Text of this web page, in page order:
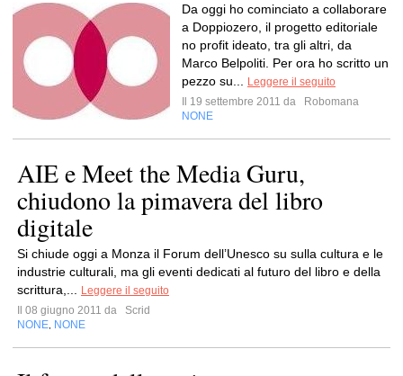
Da oggi ho cominciato a collaborare
a Doppiozero, il progetto editoriale
no profit ideato, tra gli altri, da
Marco Belpoliti. Per ora ho scritto un
pezzo su...
Leggere il seguito
Il 19 settembre 2011 da
Robomana
NONE
AIE e Meet the Media Guru,
chiudono la pimavera del libro
digitale
Si chiude oggi a Monza il Forum dell’Unesco su sulla cultura e le
industrie culturali, ma gli eventi dedicati al futuro del libro e della
scrittura,...
Leggere il seguito
Il 08 giugno 2011 da
Scrid
NONE NONE